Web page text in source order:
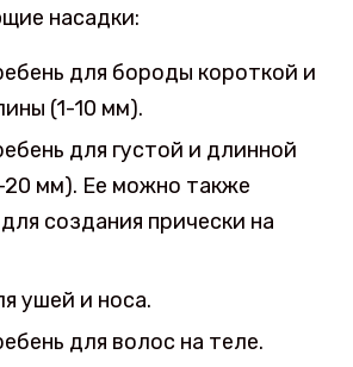
насадки:
для бороды короткой и
(1-10 мм).
для густой и длинной
20 мм). Ее можно также
создания прически на
ушей и носа.
для волос на теле.